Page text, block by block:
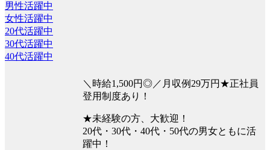
男性活躍中
女性活躍中
20代活躍中
30代活躍中
40代活躍中
＼時給1,500円◎／月収例29万円★正社員
登用制度あり！
★未経験の方、大歓迎！
20代・30代・40代・50代の男女ともに活
躍中！